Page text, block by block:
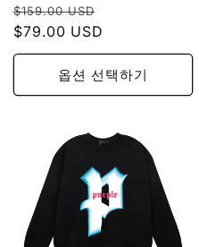
정
가
$159.00 USD
가
$79.00 USD
옵션 선택하기